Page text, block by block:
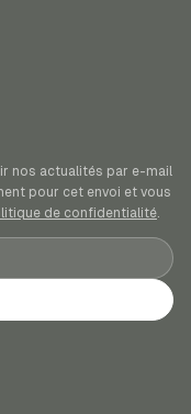
nos actualités par e-mail
pour cet envoi et vous
de confidentialité.